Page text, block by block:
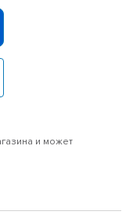
и может